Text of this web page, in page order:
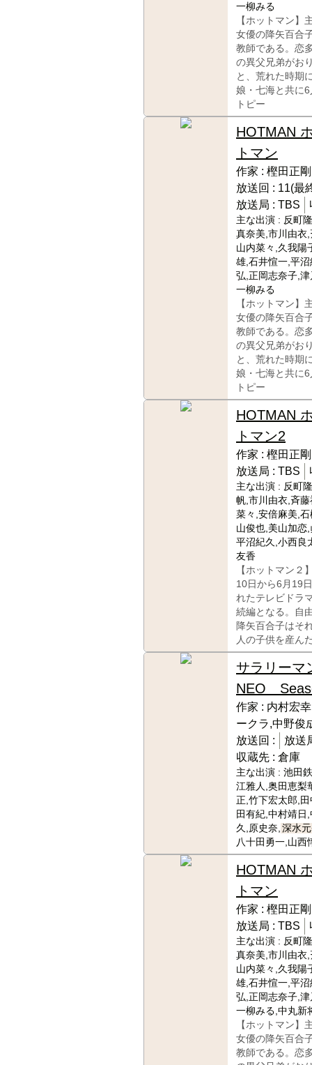
一柳みる
【ホットマン】
女優の降矢百合
教師である。恋
の異父兄弟がお
と、荒れた時期
娘・七海と共に
トピー
HOTMAN
トマン
作家 : 樫田正剛
放送回 : 11(最
放送局 : TBS
主な出演 : 反町
真奈美,市川由衣
山内菜々,久我陽
雄,石井愃一,平
弘,正岡志奈子,
一柳みる
【ホットマン】
女優の降矢百合
教師である。恋
の異父兄弟がお
と、荒れた時期
娘・七海と共に
トピー
HOTMAN
トマン2
作家 : 樫田正剛
放送局 : TBS
主な出演 : 反町
帆,市川由衣,斉
菜々,安倍麻美,
山俊也,美山加恋
平沼紀久,小西良
友香
【ホットマン２
10日から6月19
れたテレビドラ
続編となる。自
降矢百合子はそ
人の子供を産ん
サラリーマ
NEO
作家 : 内村宏
ークラ,中野俊
放送回 :
放送
収蔵先 : 倉庫
主な出演 : 池田
江雅人,奥田恵梨
正,竹下宏太郎,
田有紀,中村靖日
久,原史奈, 深水
八十田勇一,山西
HOTMAN
トマン
作家 : 樫田正剛
放送局 : TBS
主な出演 : 反町
真奈美,市川由衣
山内菜々,久我陽
雄,石井愃一,平
弘,正岡志奈子,
一柳みる,中丸新
【ホットマン】
女優の降矢百合
教師である。恋